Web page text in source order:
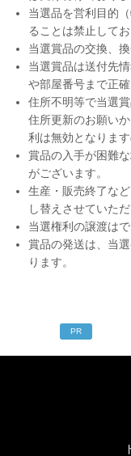
当選品を営利目的
ることは禁止してお
当選賞品の交換、
当選賞品は送付先
や部屋番号まで正
住所不明等で当選
住所更新のお願い
利は無効となりま
賞品の入手が困難
がございます。
生産・販売終了な
し替えさせていた
当選権利の譲渡はで
賞品の発送は、当
ります。
PR